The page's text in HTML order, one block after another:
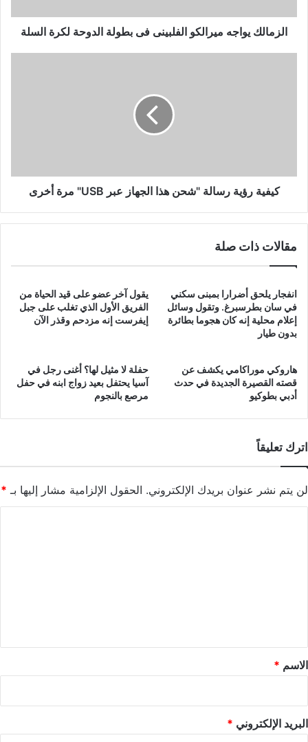
السلة
الزمالك يواجه ميرالكو الفلبينى فى بطولة الدوحة لكرة السلة
مرة
أخرىكيفية رؤية رسالة "شحن هذا الجهاز عبر USB" مرة أخرى
مقالات ذات صلة
انفجار يلحق أضرارا بمبنى سكني
في سان بطرسبرغ. وتقول وسائل
إعلام محلية إنه كان هجوما بطائرة
بدون طيار
يقول آخر عضو على قيد الحياة من
الفريق الأول الذي تغلب على جبل
إيفرست إنه مزدحم وقذر الآن
هاروكي موراكامي يكشف عن
قصته القصيرة الجديدة في حدث
أدبي بطوكيو
حفلة لا مثيل لها؟ أغنى رجل في
آسيا يحتفل بعيد زواج ابنه في حفل
مرصع بالنجوم
اترك تعليقاً
لن يتم نشر عنوان بريدك الإلكتروني. الحقول الإلزامية مشار إليها بـ *
*
الاسم *
البريد الإلكتروني *